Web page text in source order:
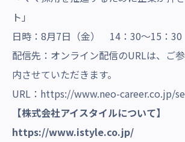
ト」
日時：8月7日（金） 14：30〜15：30
配信先：オンライン配信のURLは、ご
内させていただきます。
URL： https://www.neo-career.co.jp/
【株式会社アイスタイルについて】
https://www.istyle.co.jp/